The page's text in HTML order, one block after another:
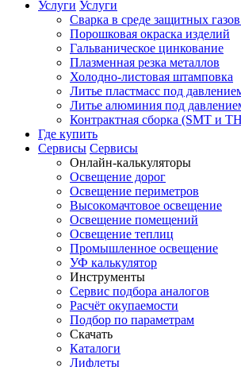
Услуги Услуги
Сварка в среде защитных
Порошковая окраска изделий
Гальваническое цинкование
Плазменная резка металлов
Холодно-листовая штамповка
Литье пластмасс под
Литье алюминия под
Контрактная сборка (SMT и
Где купить
Сервисы Сервисы
Онлайн-калькуляторы
Освещение дорог
Освещение периметров
Высокомачтовое освещение
Освещение помещений
Освещение теплиц
Промышленное освещение
УФ калькулятор
Инструменты
Сервис подбора аналогов
Расчёт окупаемости
Подбор по параметрам
Скачать
Каталоги
Лифлеты